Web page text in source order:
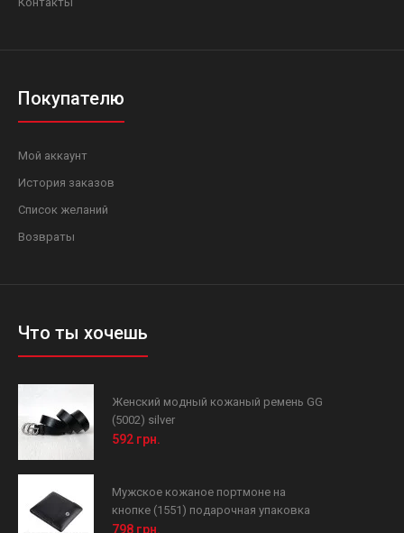
Покупателю
Мой аккаунт
История заказов
Список желаний
Возвраты
Что ты хочешь
Женский модный кожаный ремень GG
(5002) silver
592 грн.
Мужское кожаное портмоне на
кнопке (1551) подарочная упаковка
798 грн.